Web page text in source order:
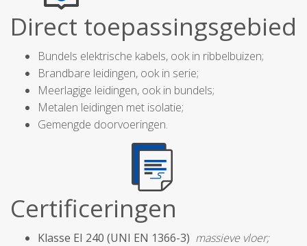
Direct toepassingsgebied
Bundels elektrische kabels, ook in ribbelbuizen;
Brandbare leidingen, ook in serie;
Meerlagige leidingen, ook in bundels;
Metalen leidingen met isolatie;
Gemengde doorvoeringen.
Certificeringen
Klasse EI 240 (UNI EN 1366-3) massieve vloer;